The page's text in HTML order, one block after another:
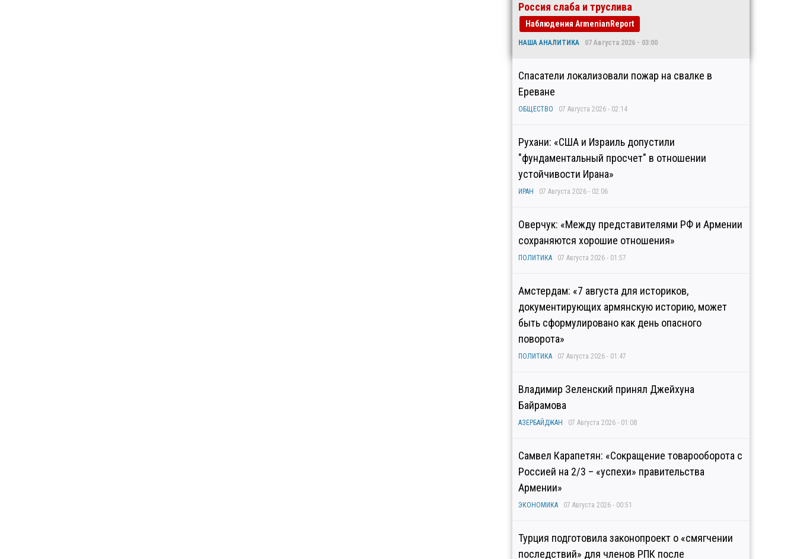
Россия слаба и труслива
Наблюдения ArmenianReport
НАША АНАЛИТИКА 07 Августа 2026 - 03:00
Спасатели локализовали пожар на свалке в
Ереване
ОБЩЕСТВО 07 Августа 2026 - 02:14
Рухани: «США и Израиль допустили
"фундаментальный просчет" в отношении
устойчивости Ирана»
ИРАН 07 Августа 2026 - 02:06
Оверчук: «Между представителями РФ и Армении
сохраняются хорошие отношения»
ПОЛИТИКА 07 Августа 2026 - 01:57
Амстердам: «7 августа для историков,
документирующих армянскую историю, может
быть сформулировано как день опасного
поворота»
ПОЛИТИКА 07 Августа 2026 - 01:47
Владимир Зеленский принял Джейхуна
Байрамова
АЗЕРБАЙДЖАН 07 Августа 2026 - 01:08
Самвел Карапетян: «Сокращение товарооборота с
Россией на 2/3 – «успехи» правительства
Армении»
ЭКОНОМИКА 07 Августа 2026 - 00:51
Турция подготовила законопроект о «смягчении
последствий» для членов РПК после